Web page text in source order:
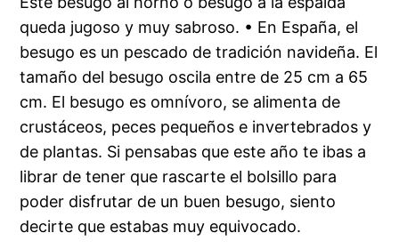
queda jugoso y muy sabroso. • En España, el
besugo es un pescado de tradición navideña. El
tamaño del besugo oscila entre de 25 cm a 65
cm. El besugo es omnívoro, se alimenta de
crustáceos, peces pequeños e invertebrados y
de plantas. Si pensabas que este año te ibas a
librar de tener que rascarte el bolsillo para
poder disfrutar de un buen besugo, siento
decirte que estabas muy equivocado.